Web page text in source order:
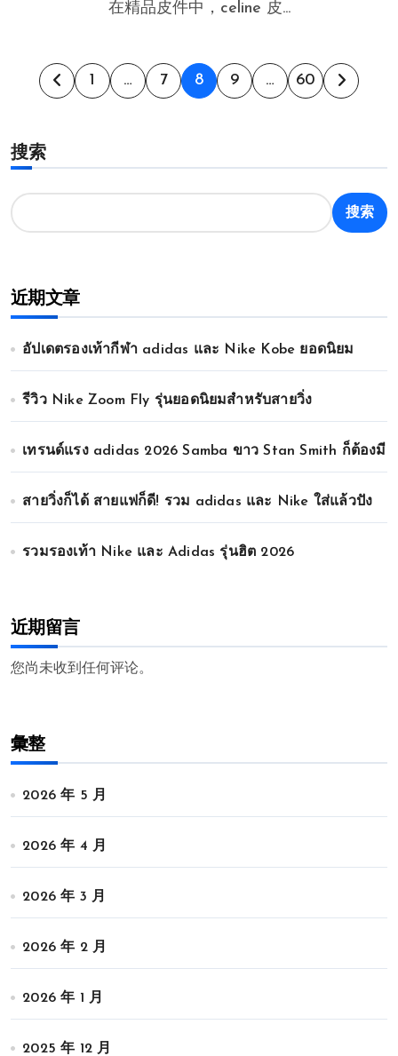
在精品皮件中，celine 皮...
文
分
页
1 … 7 8 9 … 60
搜索
搜索
近期文章
อัปเดตรองเท้ากีฬา adidas และ Nike Kobe ยอดนิยม
รีวิว Nike Zoom Fly รุ่นยอดนิยมสำหรับสายวิ่ง
เทรนด์แรง adidas 2026 Samba ขาว Stan Smith ก็ต้องมี
สายวิ่งก็ได้ สายแฟก็ดี! รวม adidas และ Nike ใส่แล้วปัง
รวมรองเท้า Nike และ Adidas รุ่นฮิต 2026
近期留言
您尚未收到任何评论。
彙整
2026 年 5 月
2026 年 4 月
2026 年 3 月
2026 年 2 月
2026 年 1 月
2025 年 12 月